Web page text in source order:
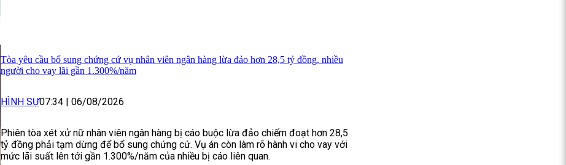
Tòa yêu cầu bổ sung chứng cứ vụ nhân viên ngân hàng lừa đảo hơn 28,5 tỷ đồng, nhiều
người cho vay lãi gần 1.300%/năm
HÌNH SỰ07:34 06/08/2026
Phiên tòa xét xử nữ nhân viên ngân hàng bị cáo buộc lừa đảo chiếm đoạt hơn 28,5
tỷ đồng phải tạm dừng để bổ sung chứng cứ. Vụ án còn làm rõ hành vi cho vay với
mức lãi suất lên tới gần 1.300%/năm của nhiều bị cáo liên quan.